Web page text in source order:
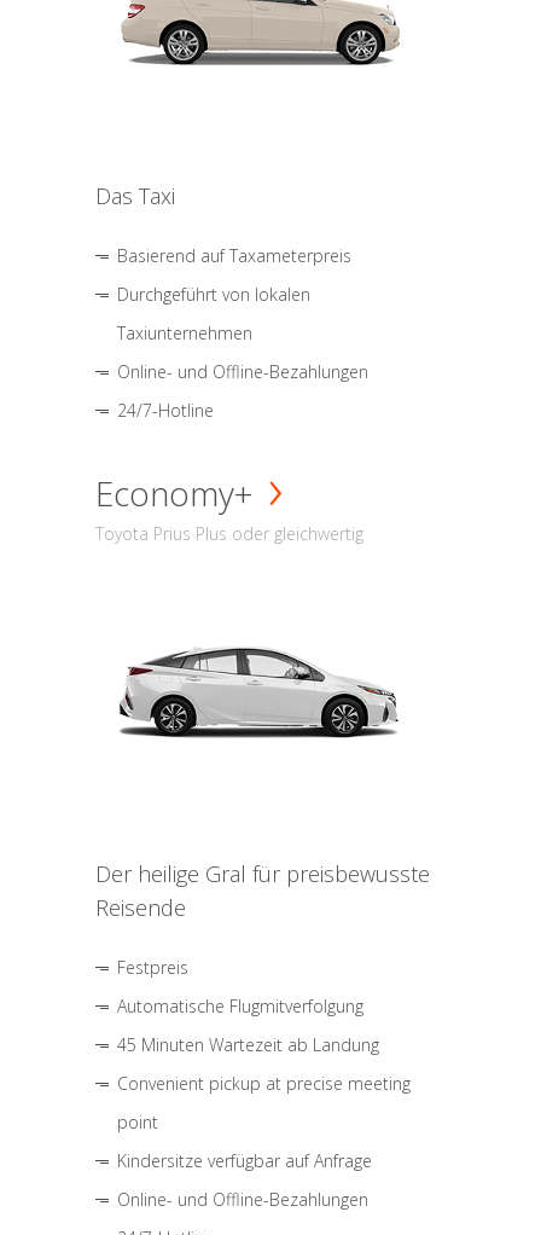
Das Taxi
Basierend auf Taxameterpreis
Durchgeführt von lokalen
Taxiunternehmen
Online- und Offline-Bezahlungen
24/7-Hotline
Economy+
Toyota Prius Plus oder gleichwertig
Der heilige Gral für preisbewusste
Reisende
Festpreis
Automatische Flugmitverfolgung
45 Minuten Wartezeit ab Landung
Convenient pickup at precise meeting
point
Kindersitze verfügbar auf Anfrage
Online- und Offline-Bezahlungen